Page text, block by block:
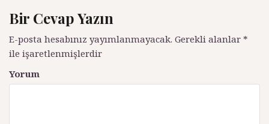
d
o
l
a
ş
Bir Cevap Yazın
E-posta hesabınız yayımlanmayacak. Gerekli alanlar *
ile işaretlenmişlerdir
Yorum